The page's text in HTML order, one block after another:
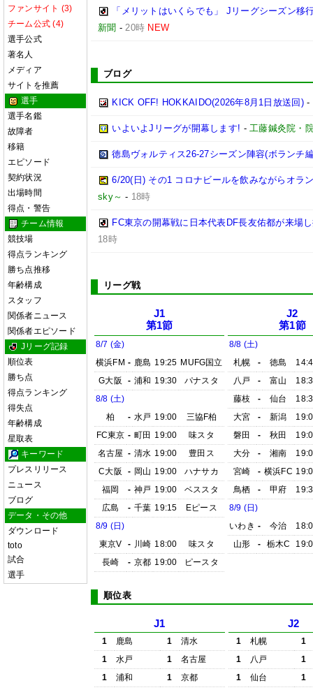
ファンサイト (3)
チーム公式 (4)
選手公式
著名人
メディア
サイトを推薦
選手
選手名鑑
故障者
移籍
エピソード
契約状況
出場時間
得点・警告
チーム情報
競技場
得点ランキング
勝ち点推移
年齢構成
スタッフ
関係者ニュース
関係者エピソード
Jリーグ記録
順位表
勝ち点
得点ランキング
得失点
年齢構成
星取表
キーワード
プレスリリース
ニュース
ブログ
データ・その他
ダウンロード
toto
試合
選手
「メリットはいくらでも」 Jリーグシーズン移
新聞 -20時 NEW
ブログ
KICK OFF! HOKKAIDO(2026年8月1日放送回)-
いよいよJリーグが開幕します! -工藤鍼灸院・
徳島ヴォルティス26-27シーズン陣容(ボランチ
6/20(日) その1 コロナビールを飲みながらオラ
sky～ - 18時
FC東京の開幕戦に日本代表DF長友佑都が来場
18時
リーグ戦
J1
第1節
8/7 (金)
横浜FM - 鹿島 19:25 MUFG国立
G大阪
- 浦和 19:30
パナスタ
8/8 (土)
柏
- 水戸 19:00
三協F柏
FC東京 - 町田 19:00
味スタ
名古屋 - 清水 19:00
豊田ス
C大阪
- 岡山 19:00
ハナサカ
福岡
- 神戸 19:00
ベススタ
広島
- 千葉 19:15
Eピース
8/9 (日)
東京V
- 川崎 18:00
味スタ
長崎
- 京都 19:00 ピースタ
J2
第1節
8/8 (土)
札幌
- 徳島
八戸
- 富山
藤枝
- 仙台
大宮
- 新潟
磐田
- 秋田
大分
- 湘南
宮崎
- 横浜FC
鳥栖
- 甲府
8/9 (日)
いわき - 今治
山形
- 栃木C
順位表
J1
1 鹿島 1
清水
1
水戸 1
名古屋
1
浦和 1
京都
J2
1 札幌
1
1
八戸
1
1
仙台
1